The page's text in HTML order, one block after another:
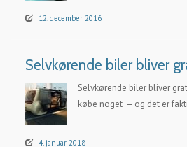
12. december 2016
Selvkørende biler bliver
Selvkørende biler bliver
købe noget – og det er
4. januar 2018